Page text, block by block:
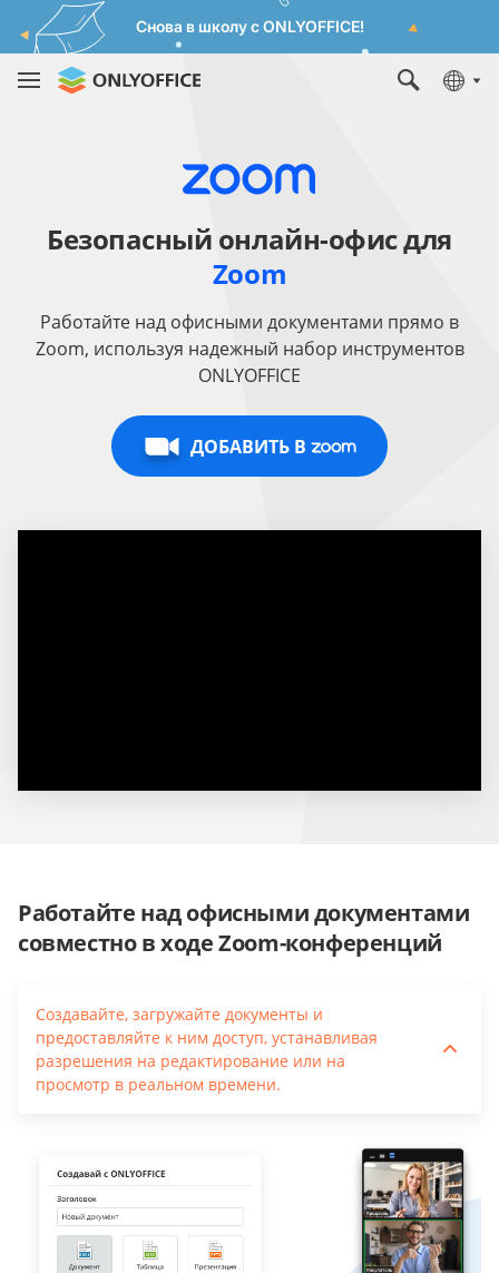
Снова в школу с ONLYOFFICE!
Безопасный онлайн-офис для
Zoom
Работайте над офисными документами прямо в
Zoom, используя надежный набор инструментов
ONLYOFFICE
ДОБАВИТЬ В
Работайте над офисными документами
совместно в ходе Zoom-конференций
Создавайте, загружайте документы и
предоставляйте к ним доступ, устанавливая
разрешения на редактирование или на
просмотр в реальном времени.